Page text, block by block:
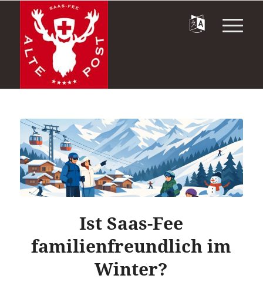
Ist Saas-Fee
familienfreundlich im
Winter?